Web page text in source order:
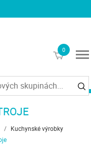
0
€0
/ Kuchynské výrobky